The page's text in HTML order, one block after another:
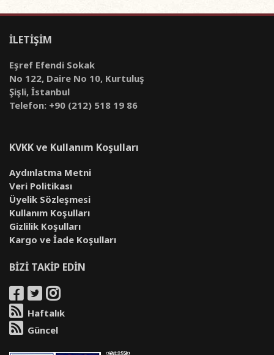
İLETİŞİM
Eşref Efendi Sokak
No 122, Daire No 10, Kurtuluş
Şişli, İstanbul
Telefon: +90 (212) 518 19 86
KVKK ve Kullanım Koşulları
Aydınlatma Metni
Veri Politikası
Üyelik Sözleşmesi
Kullanım Koşulları
Gizlilik Koşulları
Kargo ve İade Koşulları
BİZİ TAKİP EDİN
Haftalık
Güncel